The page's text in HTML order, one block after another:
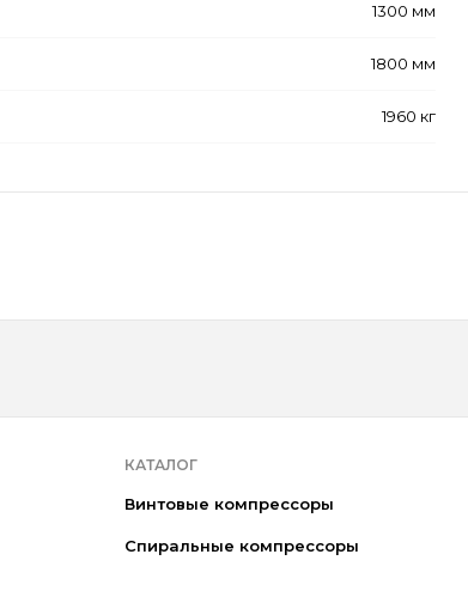
1300 мм
1800 мм
1960 кг
КАТАЛОГ
Винтовые компрессоры
Спиральные компрессоры